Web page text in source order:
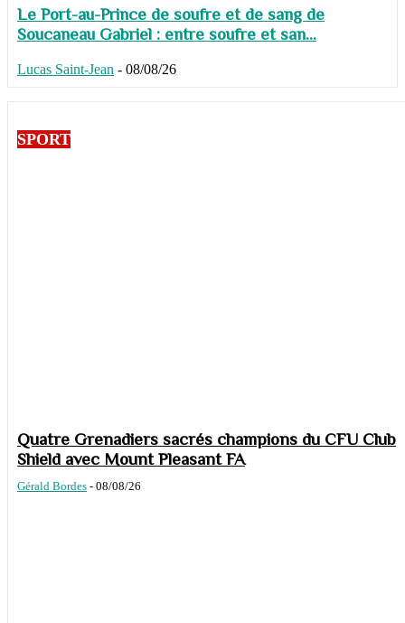
Le Port-au-Prince de soufre et de sang de
Soucaneau Gabriel : entre soufre et san...
Lucas Saint-Jean - 08/08/26
SPORT
Quatre Grenadiers sacrés champions du CFU Club
Shield avec Mount Pleasant FA
Gérald Bordes - 08/08/26